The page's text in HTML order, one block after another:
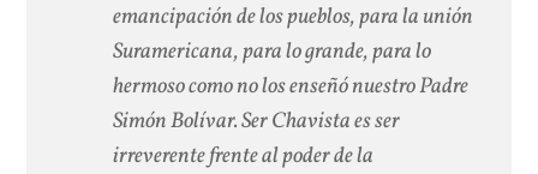
emancipación de los pueblos, para la unión
Suramericana, para lo grande, para lo
hermoso como no los enseñó nuestro Padre
Simón Bolívar. Ser Chavista es ser
irreverente frente al poder de la